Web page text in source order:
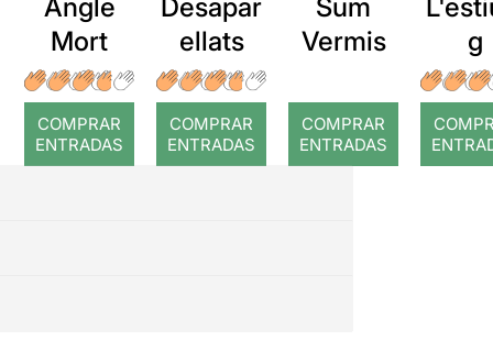
Angle
Mort
COMPRAR
ENTRADAS
Desapar
ellats
COMPRAR
ENTRADAS
Sum
Vermis
COMPRAR
ENTRADAS
g